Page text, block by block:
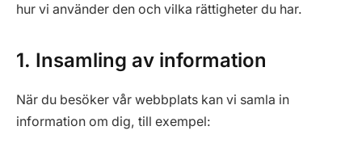
hur vi använder den och vilka rättigheter du har.
1. Insamling av information
När du besöker vår webbplats kan vi samla in
information om dig, till exempel: